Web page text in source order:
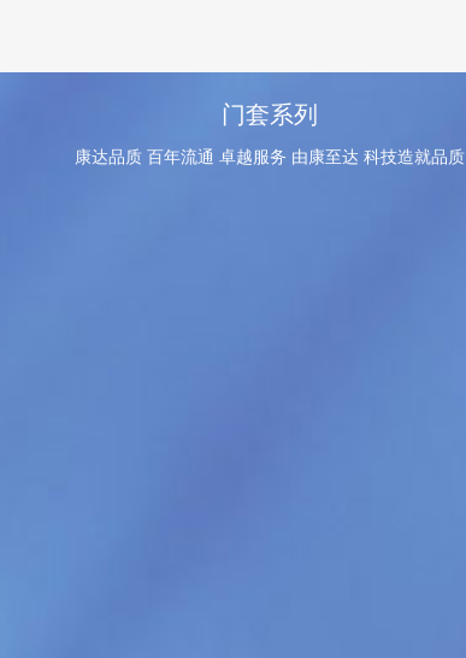
门套系列
康达品质 百年流通 卓越服务 由康至达 科技造就品质